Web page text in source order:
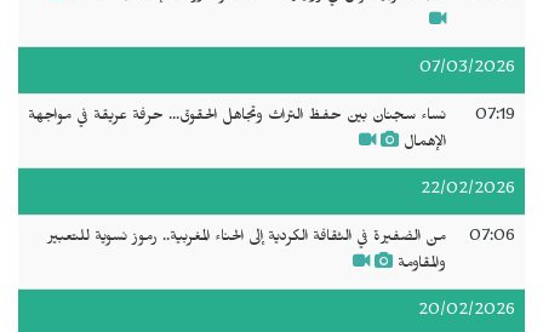
07/03/2026
07:19
نساء سجنان بين حفظ التراث وتجاهل الحقوق... حرفة عريقة في مواجهة
الإهمال
22/02/2026
07:06
من الضفيرة في الثقافة الكردية إلى الحناء المغربية.. رموز نسوية للتعبير
والمقاومة
20/02/2026